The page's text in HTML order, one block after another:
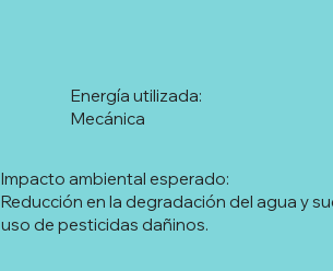
Mecánica
Energía utilizada:
Reducción en la degradación del agua y
uso de pesticidas dañinos.
Impacto ambiental esperado: